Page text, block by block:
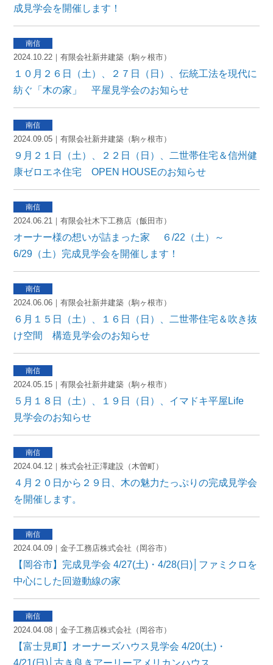
成見学会を開催します！
2024.10.22｜有限会社新井建築（駒ヶ根市）
１０月２６日（土）、２７日（日）、伝統工法を現代に
紡ぐ「木の家」 平屋見学会のお知らせ
2024.09.05｜有限会社新井建築（駒ヶ根市）
９月２１日（土）、２２日（日）、二世帯住宅＆信州健
康ゼロエネ住宅 OPEN HOUSEのお知らせ
2024.06.21｜有限会社木下工務店（飯田市）
オーナー様の想いが詰まった家 ６/22（土）～
6/29（土）完成見学会を開催します！
2024.06.06｜有限会社新井建築（駒ヶ根市）
６月１５日（土）、１６日（日）、二世帯住宅＆吹き抜
け空間 構造見学会のお知らせ
2024.05.15｜有限会社新井建築（駒ヶ根市）
５月１８日（土）、１９日（日）、イマドキ平屋Life
見学会のお知らせ
2024.04.12｜株式会社正澤建設（木曽町）
４月２０日から２９日、木の魅力たっぷりの完成見学会
を開催します。
2024.04.09｜金子工務店株式会社（岡谷市）
【岡谷市】完成見学会 4/27(土)・4/28(日)│ファミクロを
中心にした回遊動線の家
2024.04.08｜金子工務店株式会社（岡谷市）
【富士見町】オーナーズハウス見学会 4/20(土)・
4/21(日)│古き良きアーリーアメリカンハウス